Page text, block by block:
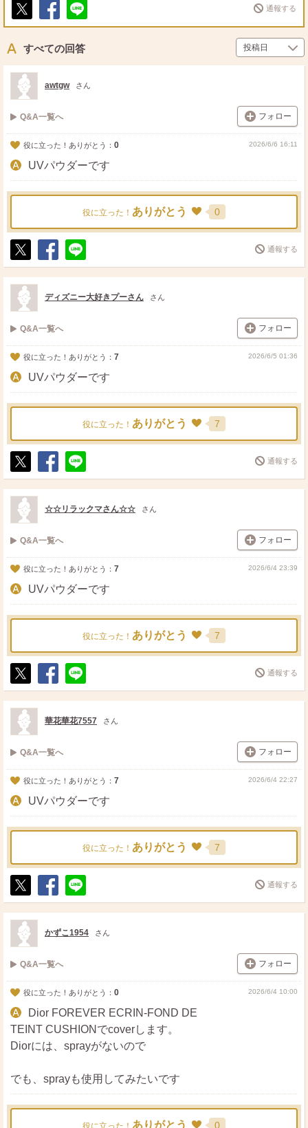
ポ
ト
シ
ア
送
通報する
すべての回答
awtgw さん
Q&A一覧へ フォロー
役に立った！ありがとう： 0 2026/6/6 16:11
UVパウダーです
役に立った！ ありがとう 0
ポ
ス
ト
シ
ェ
送
る
通報する
ディズニー大好きプーさん さん
Q&A一覧へ フォロー
役に立った！ありがとう： 7 2026/6/5 01:36
UVパウダーです
役に立った！ ありがとう 7
ポ
ス
ト
シ
ェ
送
る
通報する
☆☆リラックマさん☆☆ さん
Q&A一覧へ フォロー
役に立った！ありがとう： 7 2026/6/4 23:39
UVパウダーです
役に立った！ ありがとう 7
ポ
ス
ト
シ
ェ
送
る
通報する
華花華花7557 さん
Q&A一覧へ フォロー
役に立った！ありがとう： 7 2026/6/4 22:27
UVパウダーです
役に立った！ ありがとう 7
ポ
ス
ト
シ
ェ
送
る
通報する
かずこ1954 さん
Q&A一覧へ フォロー
役に立った！ありがとう： 0 2026/6/4 10:00
Dior FOREVER ECRIN-FOND DE
TEINT CUSHIONでcoverします。
Diorには、sprayがないので
でも、sprayも使用してみたいです
役に立った！ ありがとう 0